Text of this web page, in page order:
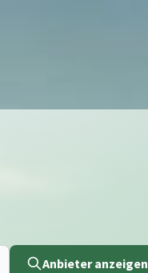
Anbieter anzeigen